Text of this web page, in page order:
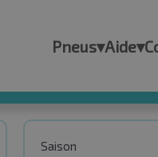
Pneus▾Aide▾
Saison